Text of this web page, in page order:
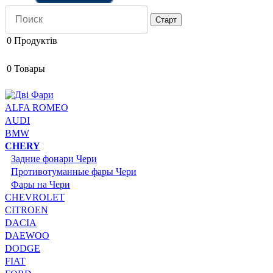
0 Продуктів
0 Товары
ALFA ROMEO
AUDI
BMW
CHERY
Задние фонари Чери
Противотуманные фары Чери
Фары на Чери
CHEVROLET
CITROEN
DACIA
DAEWOO
DODGE
FIAT